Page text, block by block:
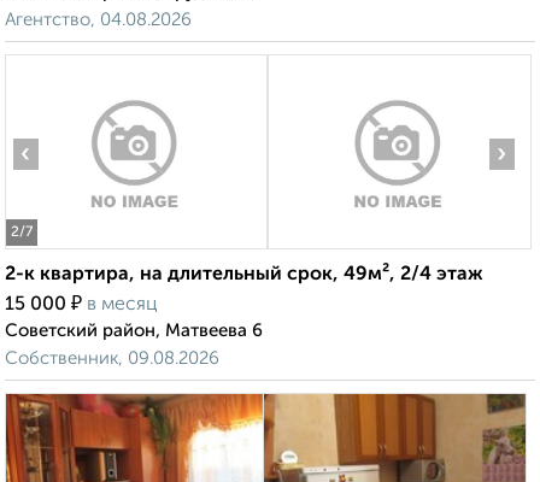
Агентство, 04.08.2026
2/7
‹ ›
2-к квартира, на длительный срок, 49м², 2/4 этаж
15 000 ₽ в месяц
Советский район, Матвеева 6
Собственник, 09.08.2026